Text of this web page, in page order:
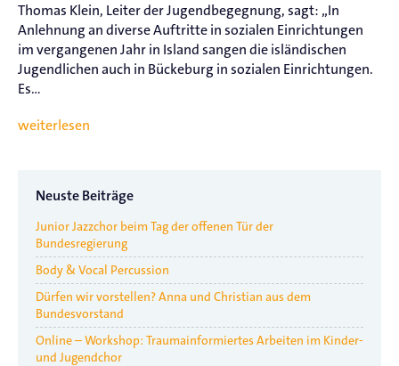
Thomas Klein, Leiter der Jugendbegegnung, sagt: „In
Anlehnung an diverse Auftritte in sozialen Einrichtungen
im vergangenen Jahr in Island sangen die isländischen
Jugendlichen auch in Bückeburg in sozialen Einrichtungen.
Es...
weiterlesen
Neuste Beiträge
Junior Jazzchor beim Tag der offenen Tür der
Bundesregierung
Body & Vocal Percussion
Dürfen wir vorstellen? Anna und Christian aus dem
Bundesvorstand
Online – Workshop: Traumainformiertes Arbeiten im Kinder-
und Jugendchor